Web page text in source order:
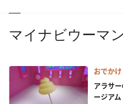
マイナビウーマ
おでかけ
アラサ
ージア